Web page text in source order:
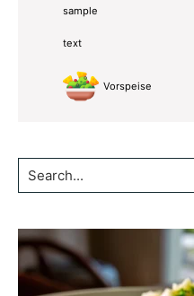
sample
text
Vorspeise
Search...